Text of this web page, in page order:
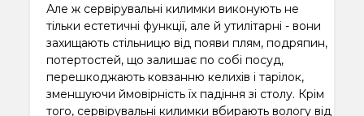
Але ж сервірувальні килимки виконують не
тільки естетичні функції, але й утилітарні - вони
захищають стільницю від появи плям, подряпин,
потертостей, що залишає по собі посуд,
перешкоджають ковзанню келихів і тарілок,
зменшуючи ймовірність їх падіння зі столу. Крім
того, сервірувальні килимки вбирають вологу від